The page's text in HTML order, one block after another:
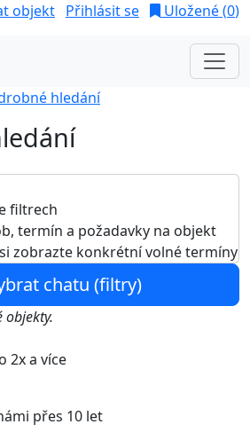
objekt Přihlásit se Uložené (0)
hledání
filtrech
termín a požadavky na objekt
zobrazte konkrétní volné termíny
chatu (filtry)
objekty.
2x a více
přes 10 let